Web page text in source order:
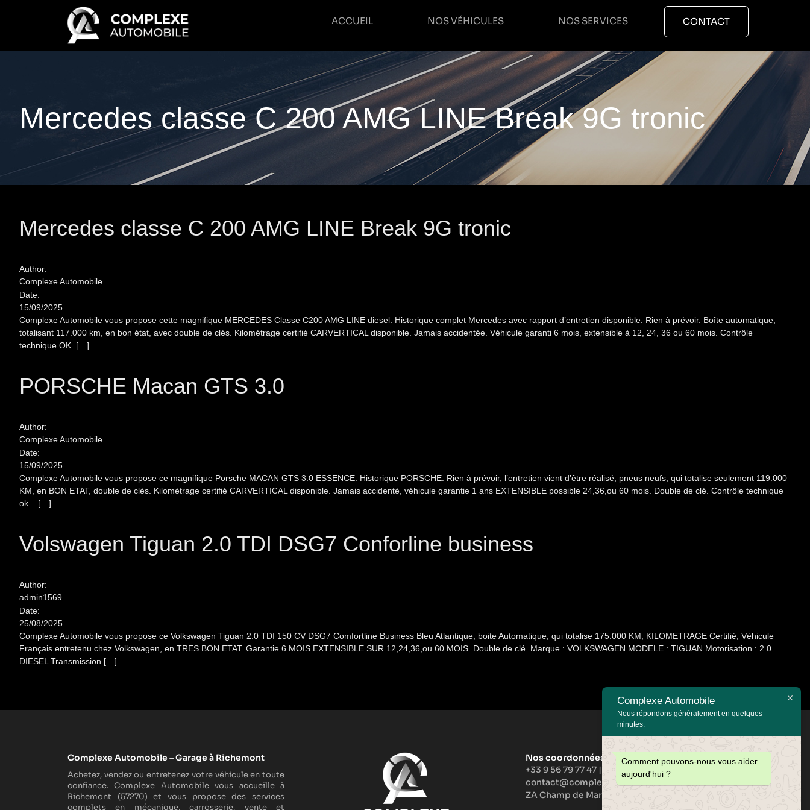
ACCUEIL NOS VÉHICULES NOS SERVICES CONTACT
Mercedes classe C 200 AMG LINE Break 9G tronic
Mercedes classe C 200 AMG LINE Break 9G tronic
Author:
Complexe Automobile
Date:
15/09/2025
Complexe Automobile vous propose cette magnifique MERCEDES Classe C200 AMG LINE diesel. Historique complet Mercedes avec rapport d’entretien disponible. Rien à prévoir. Boîte automatique,
totalisant 117.000 km, en bon état, avec double de clés. Kilométrage certifié CARVERTICAL disponible. Jamais accidentée. Véhicule garanti 6 mois, extensible à 12, 24, 36 ou 60 mois. Contrôle
technique OK. […]
PORSCHE Macan GTS 3.0
Author:
Complexe Automobile
Date:
15/09/2025
Complexe Automobile vous propose ce magnifique Porsche MACAN GTS 3.0 ESSENCE. Historique PORSCHE. Rien à prévoir, l’entretien vient d’être réalisé, pneus neufs, qui totalise seulement 119.000
KM, en BON ETAT, double de clés. Kilométrage certifié CARVERTICAL disponible. Jamais accidenté, véhicule garantie 1 ans EXTENSIBLE possible 24,36,ou 60 mois. Double de clé. Contrôle technique
ok. […]
Volswagen Tiguan 2.0 TDI DSG7 Conforline business
Author:
admin1569
Date:
25/08/2025
Complexe Automobile vous propose ce Volkswagen Tiguan 2.0 TDI 150 CV DSG7 Comfortline Business Bleu Atlantique, boite Automatique, qui totalise 175.000 KM, KILOMETRAGE Certifié, Véhicule
Français entretenu chez Volkswagen, en TRES BON ETAT. Garantie 6 MOIS EXTENSIBLE SUR 12,24,36,ou 60 MOIS. Double de clé. Marque : VOLKSWAGEN MODELE : TIGUAN Motorisation : 2.0
DIESEL Transmission […]
Complexe Automobile – Garage à Richemont
Achetez, vendez ou entretenez votre véhicule en toute
confiance. Complexe Automobile vous accueille à
Richemont (57270) et vous propose des services
complets en mécanique, carrosserie, vente et
Nos coordonnées :
+33 9 56 79 77 47 |
+33 6 33 61 00 90
contact@complexeautomobile.com
ZA Champ de Mars, F-57270 Richemont
Complexe Automobile
Nous répondons généralement en quelques
minutes.
Comment pouvons-nous vous aider
aujourd'hui ?